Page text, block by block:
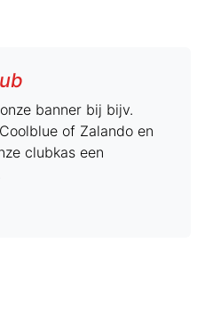
banner bij bijv.
of Zalando en
clubkas een